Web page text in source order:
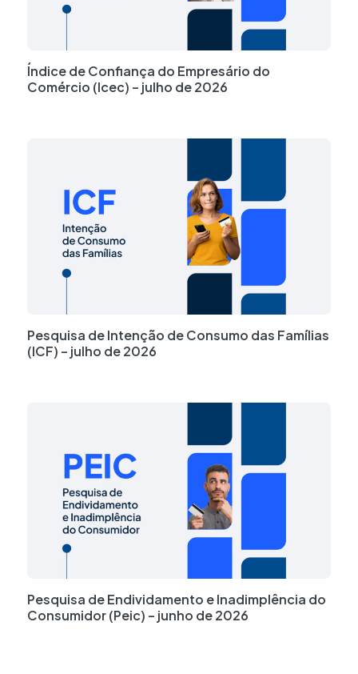
Índice de Confiança do Empresário do
Comércio (Icec) – julho de 2026
Pesquisa de Intenção de Consumo das Famílias
(ICF) – julho de 2026
Pesquisa de Endividamento e Inadimplência do
Consumidor (Peic) – junho de 2026